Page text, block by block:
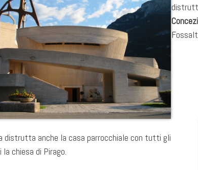
distrutta anche la casa parrocchiale con tutti gli
la chiesa di Pirago.